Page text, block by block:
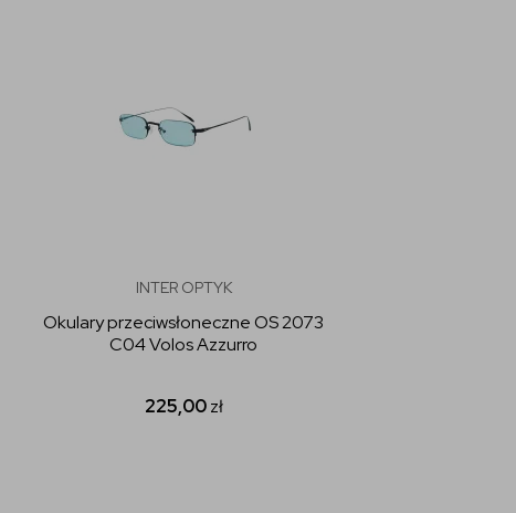
INTER OPTYK
Okulary przeciwsłoneczne OS 2073
C04 Volos Azzurro
225,00zł